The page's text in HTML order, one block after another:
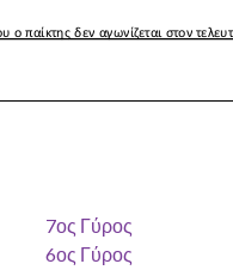
7ος Γύρος
6ος Γύρος